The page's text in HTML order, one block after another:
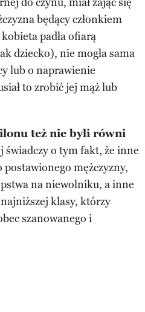
do czynu, miał zająć się
będący członkiem
padła ofiarą
dziecko), nie mogła sama
lub o naprawienie
to zrobić jej mąż lub
też nie byli równi
świadczy o tym fakt, że inne
postawionego mężczyzny,
na niewolniku, a inne
klasy, którzy
szanowanego i